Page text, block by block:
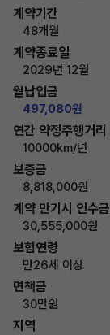
계약기간
48개월
계약종료일
2029년 12월
월납입금
497,080원
연간 약정주행거리
10000km/년
보증금
8,818,000원
계약 만기시 인수금
30,555,000원
보험연령
만26세 이상
면책금
30만원
지역